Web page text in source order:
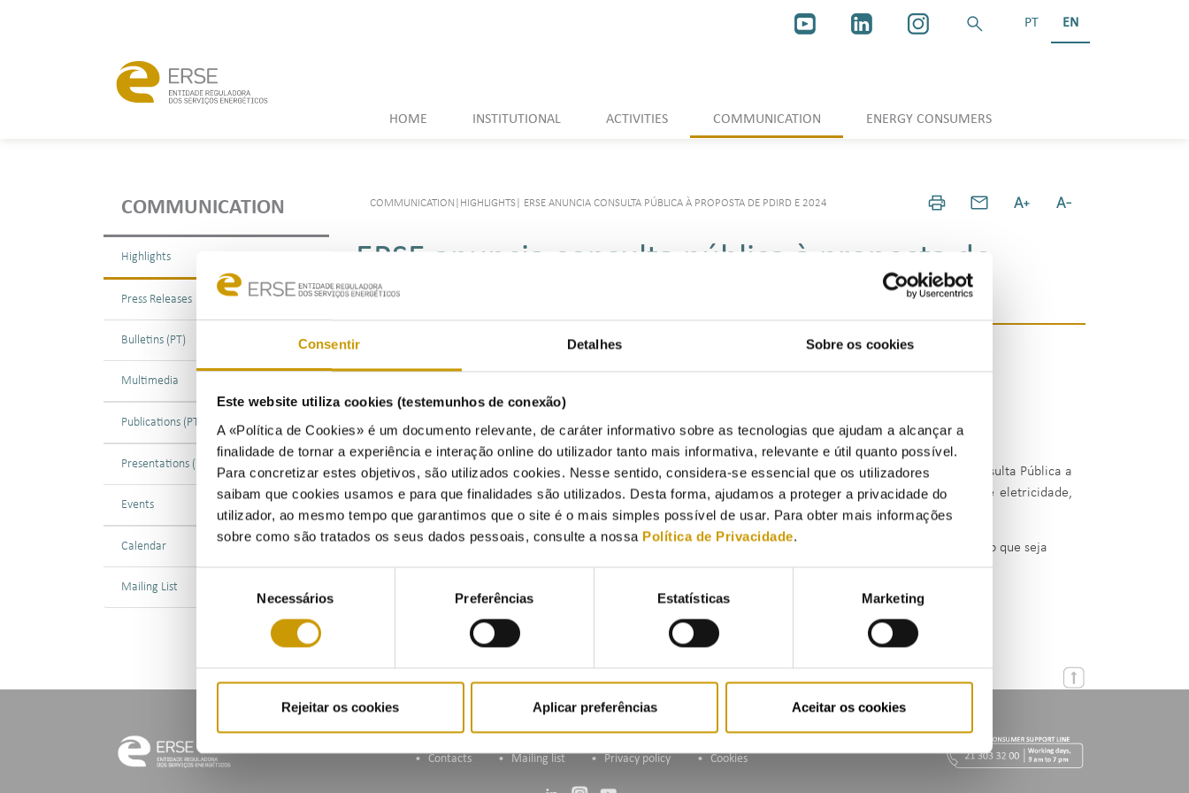
Consentir Detalhes Sobre os cookies
Este website utiliza cookies (testemunhos de conexão)
A «Política de Cookies» é um documento relevante, de caráter informativo sobre as tecnologias que ajudam a alcançar a
finalidade de tornar a experiência e interação online do utilizador tanto mais informativa, relevante e útil quanto possível.
Para concretizar estes objetivos, são utilizados cookies. Nesse sentido, considera-se essencial que os utilizadores
saibam que cookies usamos e para que finalidades são utilizados. Desta forma, ajudamos a proteger a privacidade do
utilizador, ao mesmo tempo que garantimos que o site é o mais simples possível de usar. Para obter mais informações
sobre como são tratados os seus dados pessoais, consulte a nossa Política de Privacidade.
consentimento
Necessários Preferências Estatísticas Marketing
Rejeitar os cookies Aplicar preferências Aceitar os cookies
PT EN
HOME INSTITUTIONAL ACTIVITIES COMMUNICATION ENERGY CONSUMERS
COMMUNICATION
Highlights
Press Releases
Bulletins (PT)
Multimedia
Publications (PT)
Presentations (PT)
Events
Calendar
Mailing List
COMMUNICATION HIGHLIGHTS ERSE ANUNCIA CONSULTA PÚBLICA À PROPOSTA DE PDIRD E 2024
ERSE anuncia consulta pública à proposta de
PDIRD E 2024
Listen
12/11/2024
A ERSE – Entidade Reguladora dos Serviços Energéticos anuncia, nos termos da lei, que vai submeter a Consulta Pública a
proposta de atualização do plano de desenvolvimento e investimento da rede nacional de distribuição de eletricidade,
para o período 2026-2030 (PDIRD-E 2024).
A consulta pública desta proposta será realizada entre os dias 20 de novembro e 3 de janeiro de 2025, e logo que seja
lançada estará disponívelnesta páginado site da ERSE.
Contacts Mailing list Privacy policy Cookies